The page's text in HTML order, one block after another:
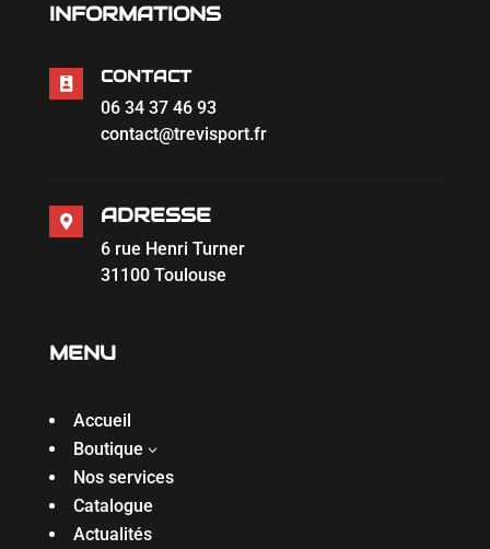
INFORMATIONS

CONTACT
06 34 37 46 93
contact@trevisport.fr
 ADRESSE
6 rue Henri Turner
31100 Toulouse
MENU
Accueil
Boutique 3
Nos services
Catalogue
Actualités